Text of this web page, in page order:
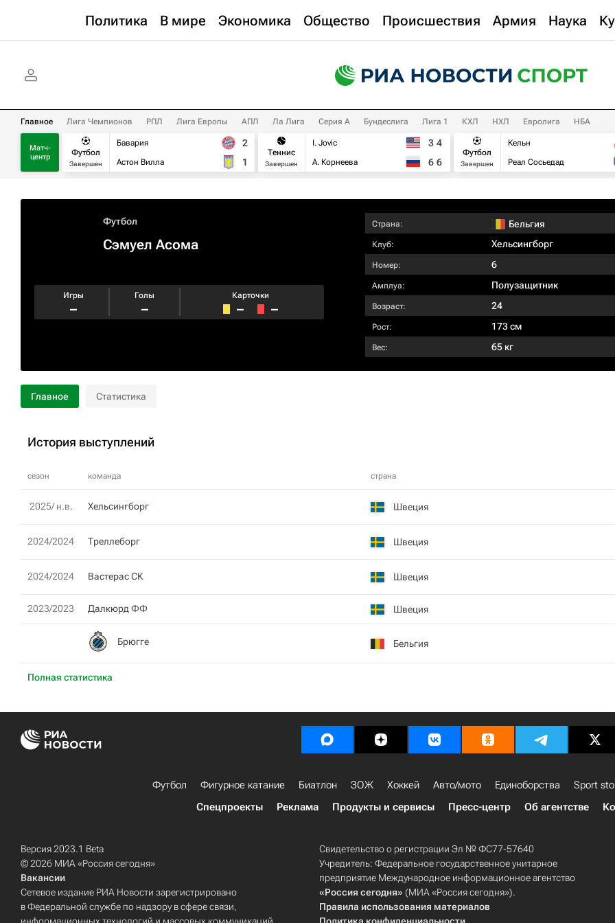
Политика В мире Экономика Общество Происшествия Армия Наука
Главное Лига Чемпионов РПЛ Лига Европы АПЛ Ла Лига Серия А Бундеслига Лига 1 КХЛ НХЛ Евролига НБА
Матч-
центр
Футбол
Завершен
Бавария
Астон Вилла
2
1
Теннис
Завершен
I. Jovic
А. Корнеева
3 4
6 6
Футбол
Завершен
Кельн
Реал Сосьедад
Футбол
Сэмуел Асома
Игры
–
Голы
–
Карточки
– –
Страна: Бельгия
Клуб: Хельсингборг
Номер: 6
Амплуа: Полузащитник
Возраст: 24
Рост: 173 см
Вес: 65 кг
Главное Статистика
История выступлений
сезон команда страна
Полная статистика
2025/ н.в. Хельсингборг Швеция
2024/2024 Треллеборг Швеция
2024/2024 Вастерас СК Швеция
2023/2023 Далкюрд ФФ Швеция
Брюгге Бельгия
Футбол Фигурное катание Биатлон ЗОЖ Хоккей Авто/мото Единоборства Sport
Спецпроекты
Реклама Продукты и сервисы Пресс-центр Об агентстве
Версия 2023.1 Beta
© 2026 МИА «Россия сегодня»
Вакансии
Сетевое издание РИА Новости зарегистрировано
в Федеральной службе по надзору в сфере связи,
Свидетельство о регистрации Эл № ФС77-57640
Учредитель: Федеральное государственное унитарное
предприятие Международное информационное агентство
«Россия сегодня» (МИА «Россия сегодня»).
Правила использования материалов